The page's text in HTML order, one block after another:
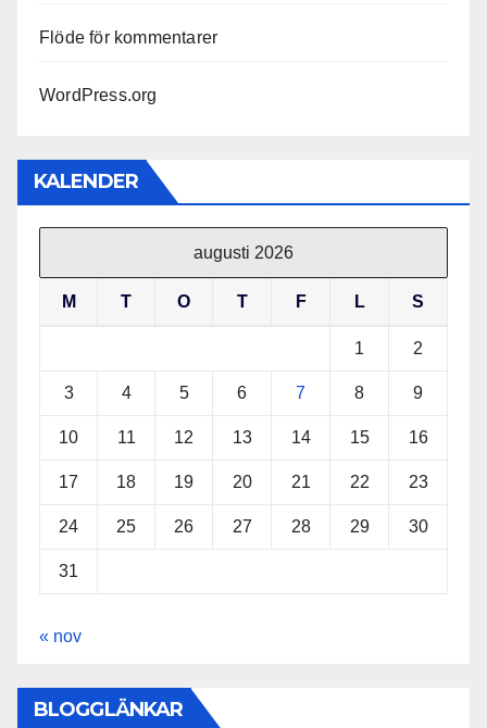
Flöde för kommentarer
WordPress.org
KALENDER
augusti 2026
M T O T F L S
1 2
3 4 5 6 7 8 9
10 11 12 13 14 15 16
17 18 19 20 21 22 23
24 25 26 27 28 29 30
31
« nov
BLOGGLÄNKAR